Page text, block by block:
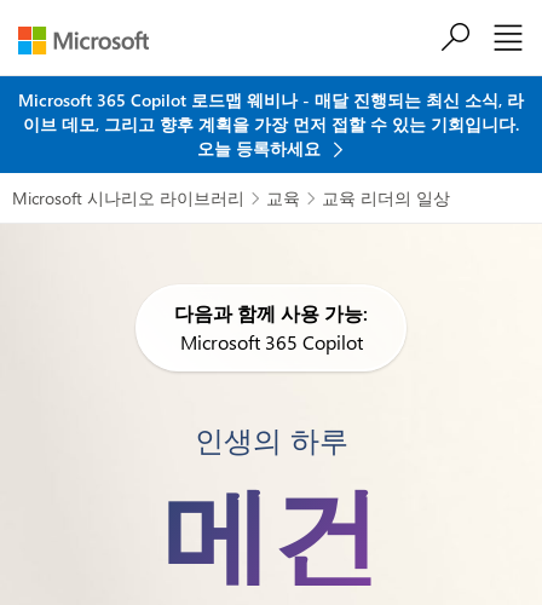
Microsoft 365 Copilot 로드맵 웨비나 - 매달 진행되는 최신 소식, 라
이브 데모, 그리고 향후 계획을 가장 먼저 접할 수 있는 기회입니다.
오늘 등록하세요
Microsoft 시나리오 라이브러리  교육  교육 리더의 일상
다음과 함께 사용 가능:
Microsoft 365 Copilot
인생의 하루
메건